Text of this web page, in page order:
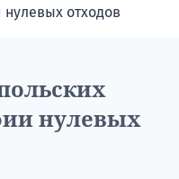
отходов
нулевых